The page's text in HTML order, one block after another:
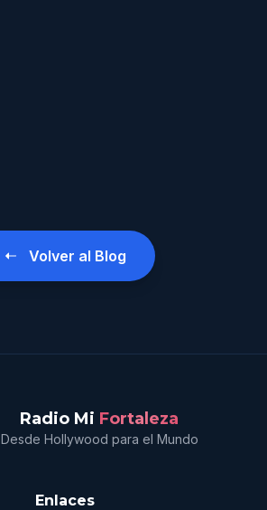
Volver al Blog
Radio Mi Fortaleza
Desde Hollywood para el Mundo
Enlaces